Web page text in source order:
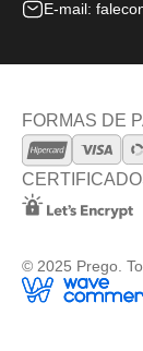
Minha Conta
Termos de Uso
E-mail:
FORMAS DE
© 2025 Prego.